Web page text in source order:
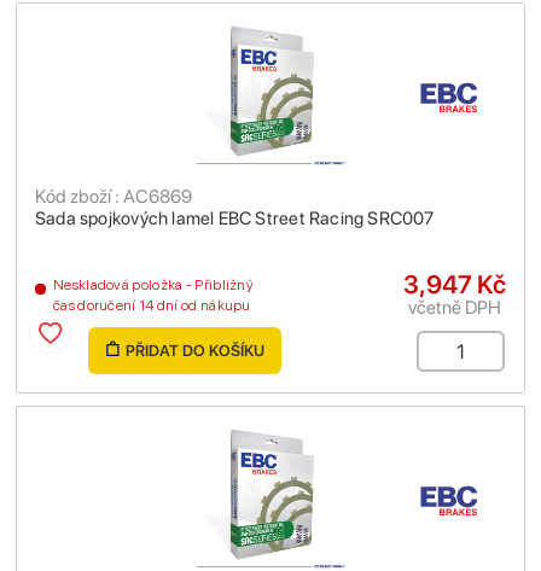
Sada spojkových lamel EBC Street Racing SRC007
Kód zboží : AC6869
Neskladová položka - Přibližný
čas doručení 14 dní od nákupu
3,947 Kč
včetně DPH
PŘIDAT DO KOŠÍKU